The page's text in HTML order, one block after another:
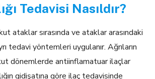
Tedavisi Nasıldır?
ataklar sırasında ve ataklar arasındaki
tedavi yöntemleri uygulanır. Ağrıların
dönemlerde antiinflamatuar ilaçlar
gidişatına göre ilaç tedavisinde